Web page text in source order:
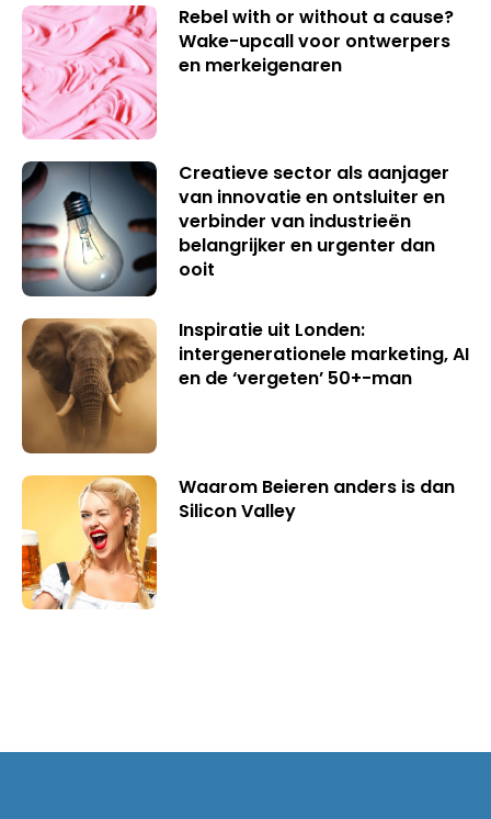
Rebel with or without a cause?
Wake-upcall voor ontwerpers
en merkeigenaren
Creatieve sector als aanjager
van innovatie en ontsluiter en
verbinder van industrieën
belangrijker en urgenter dan
ooit
Inspiratie uit Londen:
intergenerationele marketing, AI
en de ‘vergeten’ 50+-man
Waarom Beieren anders is dan
Silicon Valley